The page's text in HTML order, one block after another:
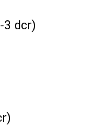
3 dcr)